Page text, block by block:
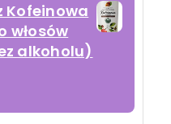
Kofeinowa
włosów
alkoholu)